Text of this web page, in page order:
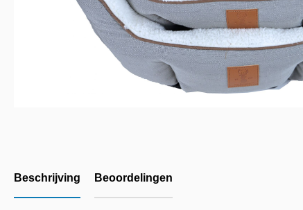
Beschrijving Beoordelingen